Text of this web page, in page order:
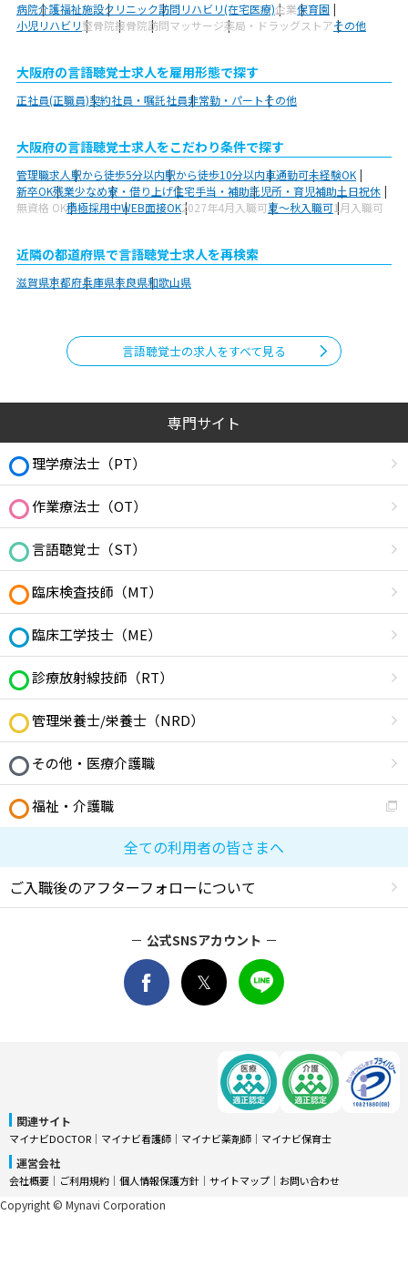
病院介護福祉施設クリニック訪問リハビリ(在宅医療)企業保育園
小児リハビリ整骨院接骨院訪問マッサージ薬局・ドラッグストアその他
大阪府の言語聴覚士求人を雇用形態で探す
正社員(正職員)契約社員・嘱託社員非常勤・パートその他
大阪府の言語聴覚士求人をこだわり条件で探す
管理職求人駅から徒歩5分以内駅から徒歩10分以内車通勤可未経験OK
新卒OK残業少なめ寮・借り上げ住宅手当・補助託児所・育児補助土日祝休
無資格 OK積極採用中WEB面接OK2027年4月入職可夏～秋入職可1月入職可
近隣の都道府県で言語聴覚士求人を再検索
滋賀県京都府兵庫県奈良県和歌山県
言語聴覚士の求人をすべて見る
専門サイト
理学療法士（PT）
作業療法士（OT）
言語聴覚士（ST）
臨床検査技師（MT）
臨床工学技士（ME）
診療放射線技師（RT）
管理栄養士/栄養士（NRD）
その他・医療介護職
福祉・介護職
全ての利用者の皆さまへ
ご入職後のアフターフォローについて
公式SNSアカウント
関連サイト
マイナビDOCTOR │ マイナビ看護師 │ マイナビ薬剤師 │ マイナビ保育士
運営会社
会社概要 │ ご利用規約 │ 個人情報保護方針 │ サイトマップ │ お問い合わせ
Copyright © Mynavi Corporation